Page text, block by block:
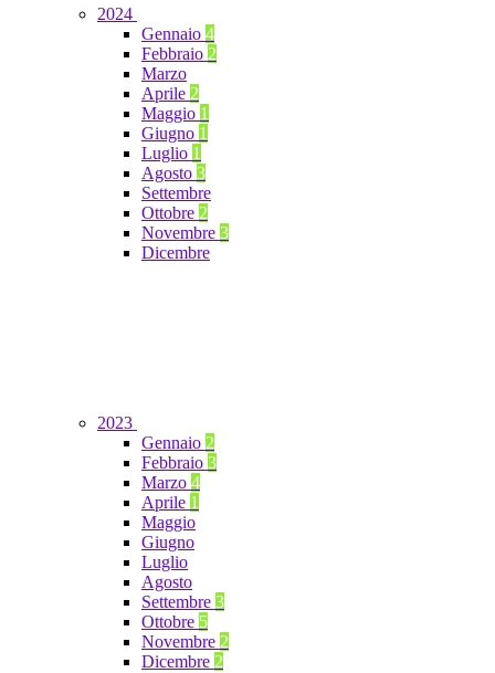
2024
Gennaio 4
Febbraio 2
Marzo
Aprile 2
Maggio 1
Giugno 1
Luglio 1
Agosto 3
Settembre
Ottobre 2
Novembre 3
Dicembre
2023
Gennaio 2
Febbraio 3
Marzo 4
Aprile 1
Maggio
Giugno
Luglio
Agosto
Settembre 3
Ottobre 5
Novembre 2
Dicembre 2